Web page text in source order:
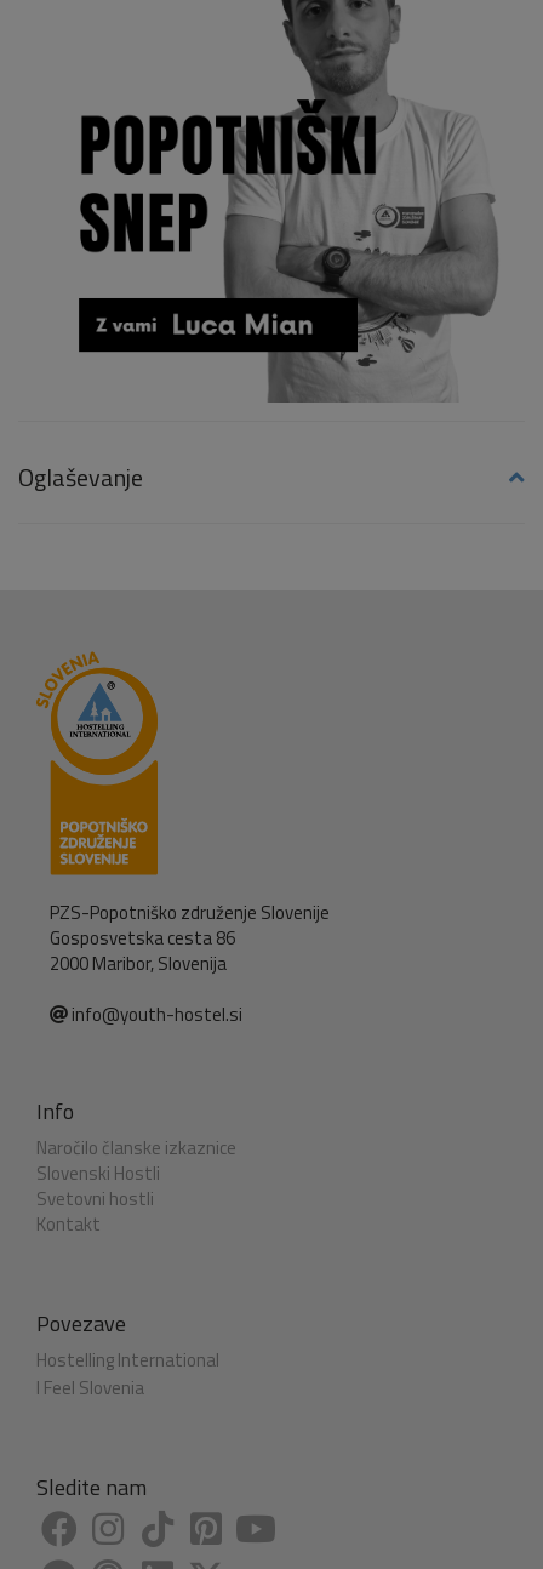
Oglaševanje
PZS-Popotniško združenje Slovenije
Gosposvetska cesta 86
2000 Maribor, Slovenija
info@youth-hostel.si
Info
Naročilo članske izkaznice
Slovenski Hostli
Svetovni hostli
Kontakt
Povezave
Hostelling International
I Feel Slovenia
Sledite nam